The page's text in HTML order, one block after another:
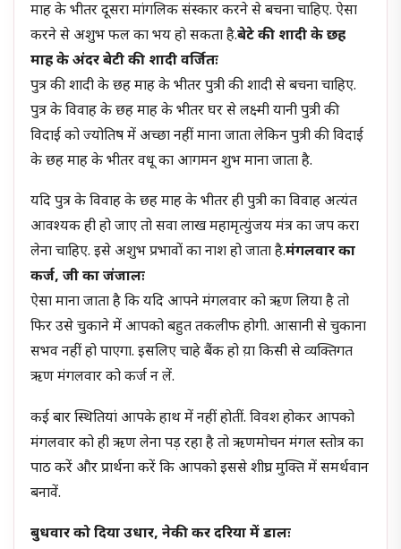
माह के भीतर दूसरा मांगलिक संस्कार करने से बचना चाहिए. ऐसा
करने से अशुभ फल का भय हो सकता है.बेटे की शादी के छह
माह के अंदर बेटी की शादी वर्जितः
पुत्र की शादी के छह माह के भीतर पुत्री की शादी से बचना चाहिए.
पुत्र के विवाह के छह माह के भीतर घर से लक्ष्मी यानी पुत्री की
विदाई को ज्योतिष में अच्छा नहीं माना जाता लेकिन पुत्री की विदाई
के छह माह के भीतर वधू का आगमन शुभ माना जाता है.
यदि पुत्र के विवाह के छह माह के भीतर ही पुत्री का विवाह अत्यंत
आवश्यक ही हो जाए तो सवा लाख महामृत्युंजय मंत्र का जप करा
लेना चाहिए. इसे अशुभ प्रभावों का नाश हो जाता है.मंगलवार का
कर्ज, जी का जंजालः
ऐसा माना जाता है कि यदि आपने मंगलवार को ऋण लिया है तो
फिर उसे चुकाने में आपको बहुत तकलीफ होगी. आसानी से चुकाना
सभव नहीं हो पाएगा. इसलिए चाहे बैंक हो य़ा किसी से व्यक्तिगत
ऋण मंगलवार को कर्ज न लें.
कई बार स्थितियां आपके हाथ में नहीं होतीं. विवश होकर आपको
मंगलवार को ही ऋण लेना पड़ रहा है तो ऋणमोचन मंगल स्तोत्र का
पाठ करें और प्रार्थना करें कि आपको इससे शीघ्र मुक्ति में समर्थवान
बनावें.
बुधवार को दिया उधार, नेकी कर दरिया में डालः